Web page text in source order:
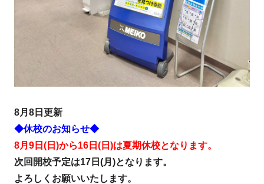
8月8日更新
◆休校のお知らせ◆
8月9日(日)から16日(日)は夏期休校となります。
次回開校予定は17日(月)となります。
よろしくお願いいたします。